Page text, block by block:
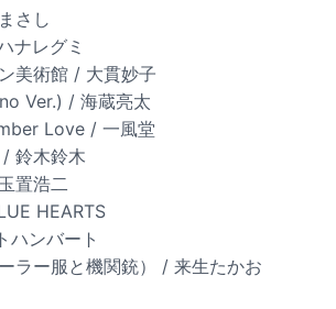
さし
ナレグミ
美術館 / 大貫妙子
Ver.) / 海蔵亮太
Love / 一風堂
鈴木鈴木
置浩二
HEARTS
ハンバート
ラー服と機関銃） / 来生たかお